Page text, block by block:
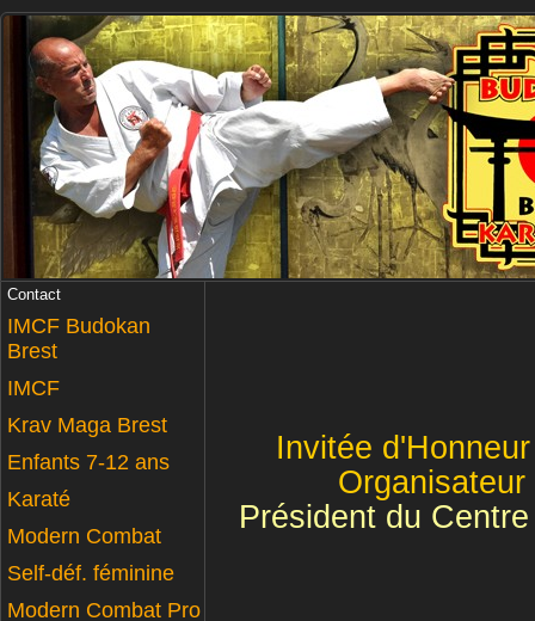
Contact
IMCF Budokan
Brest
IMCF
Krav Maga Brest
Enfants 7-12 ans
Karaté
Modern Combat
Self-déf. féminine
Modern Combat Pro
Invitée
Président du